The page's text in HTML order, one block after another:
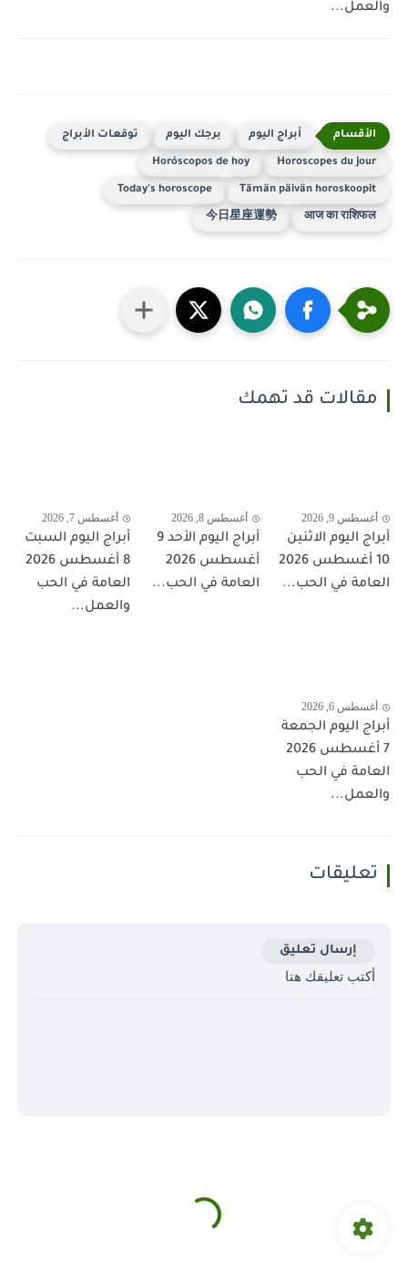
والعمل...
أبراج اليوم برجك اليوم توقعات الأبراج
Horoscopes du jour
Horóscopos de hoy
Tämän päivän horoskoopit
Today's horoscope
आज का राशिफल
今日星座運勢
مقالات قد تهمك
أغسطس 9, 2026
أبراج اليوم الاثنين
10 أغسطس 2026
العامة في الحب...
أغسطس 8, 2026
أبراج اليوم الأحد 9
أغسطس 2026
العامة في الحب...
أغسطس 7, 2026
أبراج اليوم السبت
8 أغسطس 2026
العامة في الحب
والعمل...
أغسطس 6, 2026
أبراج اليوم الجمعة
7 أغسطس 2026
العامة في الحب
والعمل...
تعليقات
إرسال تعليق
أكتب تعليقك هتا